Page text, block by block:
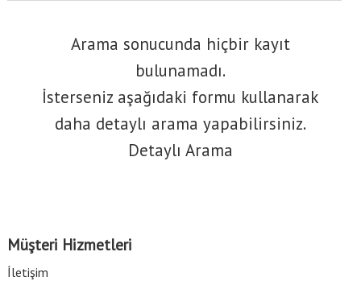
Arama sonucunda hiçbir kayıt
bulunamadı.
İsterseniz aşağıdaki formu kullanarak
daha detaylı arama yapabilirsiniz.
Detaylı Arama
Müşteri Hizmetleri
İletişim